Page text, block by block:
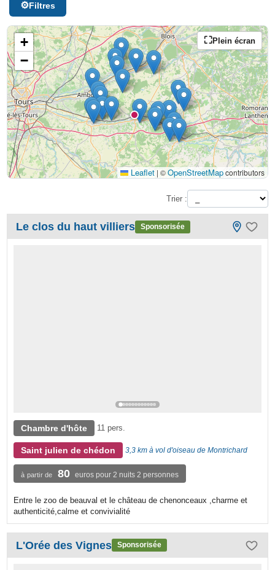
Filtres
Plein écran
+
−
Leaflet | ©OpenStreetMapcontributors
Trier :
Le clos du haut villiers Sponsorisée
Chambre d'hôte 11 pers.
Saint julien de chédon 3,3 km à vol d'oiseau de Montrichard
à partir de 80 euros pour 2 nuits 2 personnes
Entre le zoo de beauval et le château de chenonceaux ,charme et
authenticité,calme et convivialité
L'Orée des Vignes Sponsorisée